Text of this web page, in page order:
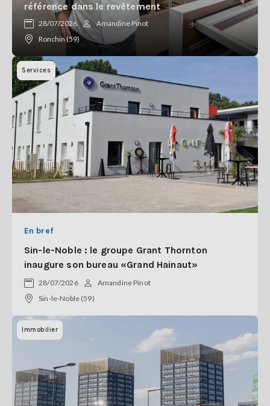
référence dans le revêtement
28/07/2026
Amandine Pinot
Ronchin (59)
Services
En bref
Sin-le-Noble : le groupe Grant Thornton
inaugure son bureau «Grand Hainaut»
28/07/2026
Amandine Pinot
Sin-le-Noble (59)
Immobilier